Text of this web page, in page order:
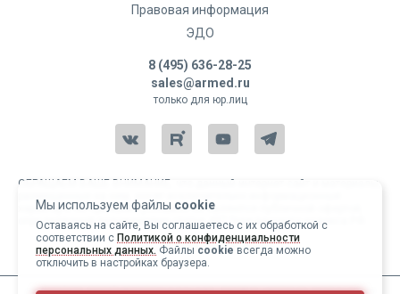
Мы используем файлы cookie
Оставаясь на сайте, Вы соглашаетесь с их обработкой с
соответствии с Политикой о конфиденциальности
персональных данных. Файлы cookie всегда можно
отключить в настройках браузера.
Правовая информация
ЭДО
8 (495) 636-28-25
sales@armed.ru
только для юр.лиц
ОБРАЩАЕМ ВАШЕ ВНИМАНИЕ, что данный интернет-сайт и материалы,
характер и ни при каких условиях не являются публичной офертой,
определяемой положениями статьи 437 Гражданского кодекса РФ.
Copyright 2004-2026 © Армед